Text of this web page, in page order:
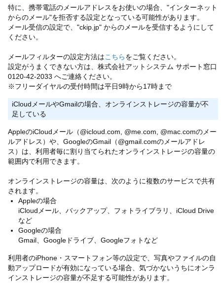
特に、携帯電話のメールアドレスをお使いの場合、"インターネット
からのメール"を拒否する設定となっている可能性があります。
メール受信の設定で、"ckip.jp" からのメールを受信するようにして
ください。
メールフィルターの設定方法はこちらをご覧ください。
設定がうまくできない方は、株式会社アットシステム サポート窓口
0120-42-2033 へご連絡ください。
※フリーダイヤルの受付時間は平日9時から17時まで
iCloudメールやGmailの場合、オンラインストレージの容量が不
足している
AppleのiCloudメール（@icloud.com, @me.com, @mac.comのメー
ルアドレス）や、GoogleのGmail（@gmail.comのメールアドレ
ス）は、利用者毎に割り当てられたオンラインストレージの容量の
範囲内で利用できます。
オンラインストレージの容量は、次のように複数のサービスで共有
されます。
Appleの場合
iCloudメール、バックアップ、フォトライブラリ、iCloud Drive
など
Googleの場合
Gmail、Googleドライブ、Googleフォトなど
利用者のiPhone・スマートフォン等の設定で、写真やファイルの自
動アップロードが有効になっている場合、気づかないうちにオンラ
インストレージの容量が不足する可能性があります。